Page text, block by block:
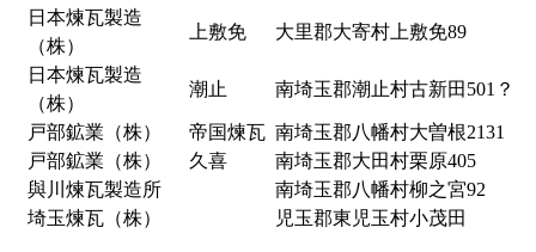
日本煉瓦製造
（株）
上敷免 大里郡大寄村上敷免89
日本煉瓦製造
（株）
潮止 南埼玉郡潮止村古新田501？
戸部鉱業（株） 帝国煉瓦 南埼玉郡八幡村大曽根2131
戸部鉱業（株）
久喜
南埼玉郡大田村栗原405
與川煉瓦製造所
南埼玉郡八幡村柳之宮92
埼玉煉瓦（株）
児玉郡東児玉村小茂田